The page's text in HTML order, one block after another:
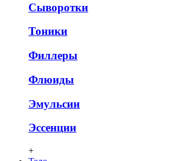
Сыворотки
Тоники
Филлеры
Флюиды
Эмульсии
Эссенции
+